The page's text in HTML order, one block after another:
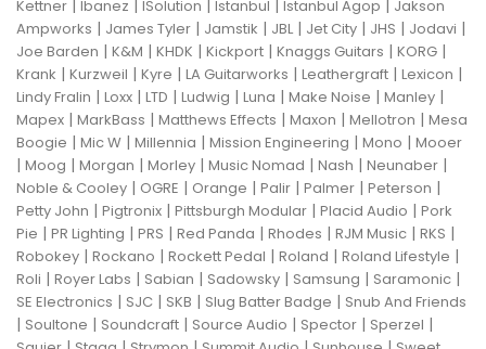
Kettner | Ibanez | ISolution | Istanbul | Istanbul Agop | Jakson
Ampworks | James Tyler | Jamstik | JBL| Jet City | JHS | Jodavi |
Joe Barden | K&M | KHDK | Kickport | Knaggs Guitars | KORG |
Krank | Kurzweil | Kyre | LA Guitarworks | Leathergraft | Lexicon |
Lindy Fralin | Loxx | LTD | Ludwig | Luna | Make Noise | Manley |
Mapex | MarkBass | Matthews Effects | Maxon | Mellotron | Mesa
Boogie | Mic W | Millennia | Mission Engineering | Mono | Mooer
| Moog | Morgan | Morley | Music Nomad | Nash | Neunaber |
Noble & Cooley | OGRE | Orange | Palir | Palmer | Peterson |
Petty John | Pigtronix | Pittsburgh Modular | Placid Audio | Pork
Pie | PR Lighting | PRS | Red Panda | Rhodes | RJM Music | RKS |
Robokey | Rockano | Rockett Pedal | Roland | Roland Lifestyle |
Roli | Royer Labs | Sabian | Sadowsky | Samsung | Saramonic |
SE Electronics | SJC | SKB | Slug Batter Badge | Snub And Friends
| Soultone | Soundcraft | Source Audio | Spector | Sperzel |